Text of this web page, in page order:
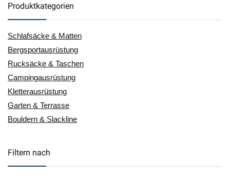
Produktkategorien
Schlafsäcke & Matten
Bergsportausrüstung
Rucksäcke & Taschen
Campingausrüstung
Kletterausrüstung
Garten & Terrasse
Bouldern & Slackline
Filtern nach